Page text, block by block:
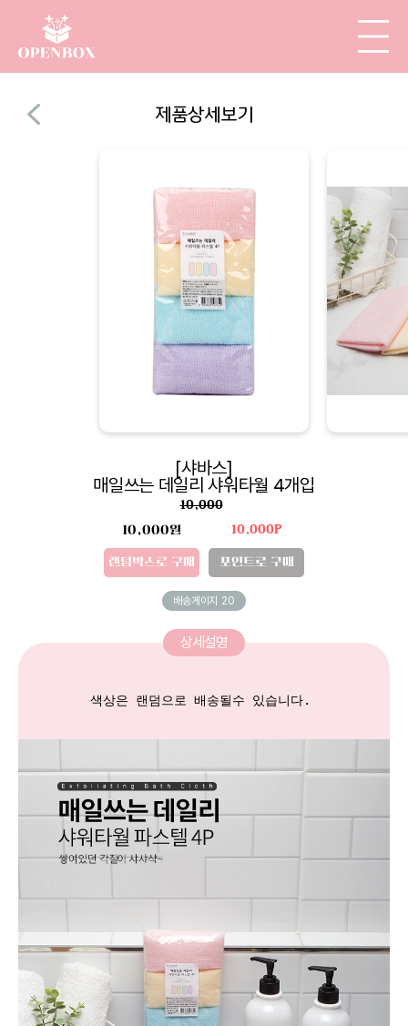
제품상세보기
[샤바스]
매일쓰는 데일리 샤워타월 4개입
10,000
10,000원
랜덤박스로 구매
10,000P
포인트로 구매
배송게이지 20
상세설명
색상은 랜덤으로 배송될수 있습니다.